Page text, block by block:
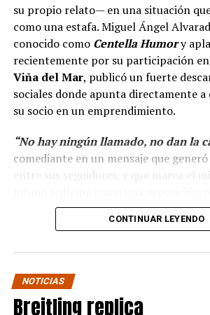
su propio relato— en una situación
como una estafa. Miguel Ángel
conocido como Centella Humory
recientemente por su participación
Viña del Mar, publicó un fuerte
sociales donde apunta directamente
su socio en un emprendimiento.
“No hay ningún llamado, no dan la
comediante en un mensaje que
entre sus seguidores, y que marca el
en el tiempo.
“Hola a todos, ya
pasado más casi
y no hay ningún
CONTINUAR LEYENDO
NOTICIAS
Breitling replica